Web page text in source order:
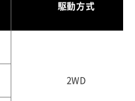
駆動方式
2WD